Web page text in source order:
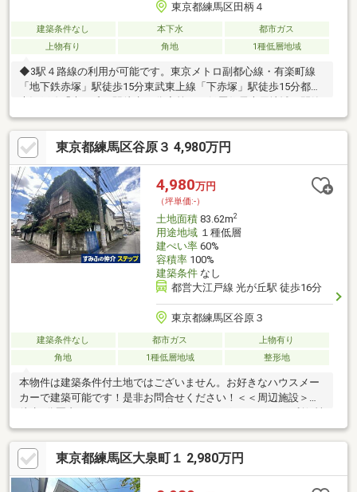
東京都練馬区田柄４
建築条件なし 本下水
都市ガス
上物有り
角地 1種低層地域
◆3駅４路線の利用が可能です。東京メトロ副都心線・有楽町線
「地下鉄赤塚」駅徒歩15分東武東上線「下赤塚」駅徒歩15分都営
な住宅街に立地◆建築条件付きの売地ではございませんお好きな
ハウスメーカーにて建築が可能◆宅地内は高低差のないフラット
な地形 前面道路との高低差もありません◆建物概要構造：木造
瓦・亜鉛メッキ鋼板葺2階建面積：1階60.33m2、2階51.21m2種
類：店舗居宅築年月：昭和49年3月間取：5LDK※カースペースあ
り※増築未登記部分あり※現況は店舗仕様部分はございません
東京都練馬区谷原３ 4,980万円
4,980万円
（坪単価:-）
土地面積83.62m2
用途地域１種低層
建ぺい率60%
容積率100%
建築条件なし
都営大江戸線 光が丘駅 徒歩16分
東京都練馬区谷原３
建築条件なし 都市ガス
上物有り
角地
1種低層地域 整形地
本物件は建築条件付土地ではございません。お好きなハウスメー
カーで建築可能です！是非お問合せください！＜＜周辺施設＞＞
良好です！○ローソンスリーエフ練馬谷原店…約230ｍ（徒歩3分）
○ウエルシア練馬高松店…約370ｍ（徒歩5分）○セブンイレブン練
馬高松６丁目店…約390ｍ（徒歩5分）○新鮮市場フレッツ…約390
ｍ（徒歩5分）○まきば遊園地…約450ｍ（徒歩6分）○まいばすけ
っと練馬谷原店…約510ｍ（徒歩7分）○練馬区立谷原中学校…約
東京都練馬区大泉町１ 2,980万円